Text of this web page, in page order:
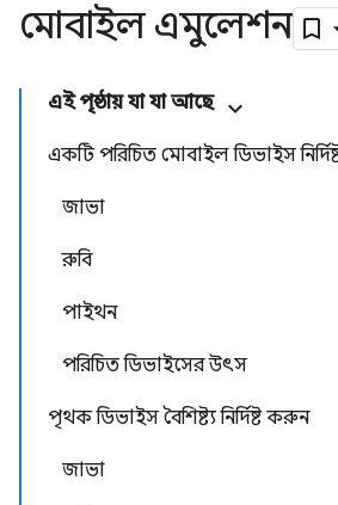
মোবাইল এমুলেশন
এই পৃষ্ঠায় যা যা আছে
একটি পরিচিত মোবাইল ডিভাইস
জাভা
রুবি
পাইথন
পরিচিত ডিভাইসের উৎস
পৃথক ডিভাইস বৈশিষ্ট্য নির্দিষ্ট করুন
জাভা